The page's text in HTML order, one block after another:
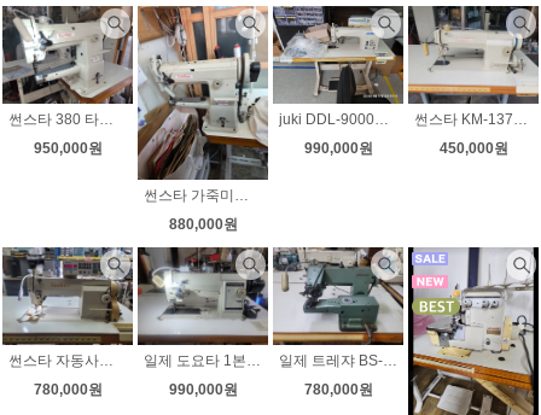
썬스타 380 타프미싱 무소음모터 속도조절 상하정지 모터부착 상태좋아요
950,000원
썬스타 가죽미싱 km-380 무소음모터 속도조절 상태좋아요
880,000원
juki DDL-9000B SH 다이렉트 자동사절미싱 후물용 무소음 속도조절 상태좋아요
990,000원
썬스타 KM-137A 공업용미싱 국내생산 수선실 현수막 기타
450,000원
썬스타 자동사절미싱 신형 KM-235A-7S 무소음 속도조절
780,000원
일제 도요타 1본침 총합송 자동사절미싱 무소음 속도조절 노루발자동 천막미싱 차광막미싱
990,000원
일제 트레쟈 BS-831 고급 스쿠이미싱 단뜨기미싱 무소음 속도조절 8윌 30일까지 초특가판매
780,000원